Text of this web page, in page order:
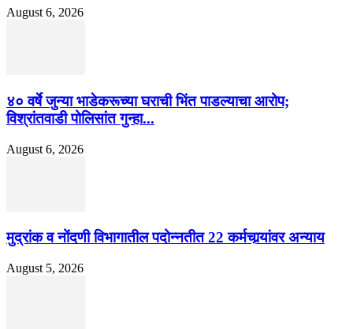
August 6, 2026
४० वर्षे जुन्या भाडेकरूच्या घराची भिंत पाडल्याचा आरोप;
विश्रांतवाडी पोलिसांत गुन्हा...
August 6, 2026
मुद्रांक व नोंदणी विभागातील पदोन्नतीत 22 कर्मचार्‍यांवर अन्याय
August 5, 2026